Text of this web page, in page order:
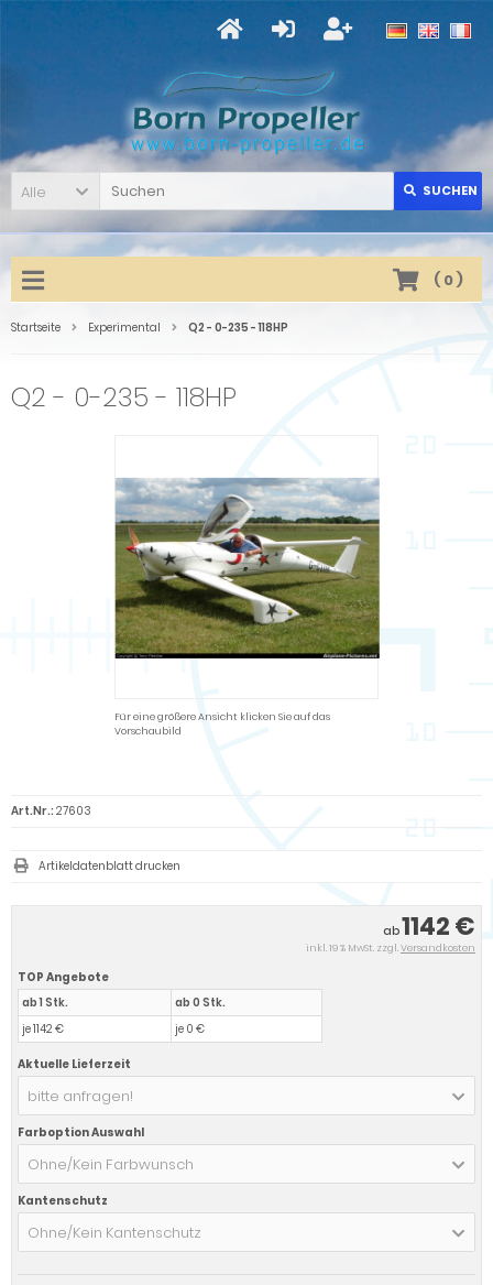
Alle SUCHEN
( 0)
Startseite Experimental Q2 - 0-235 - 118HP
Q2 - 0-235 - 118HP
Für eine größere Ansicht klicken Sie auf das
Vorschaubild
ab1142 €
inkl. 19 % MwSt. zzgl.Versandkosten
TOP Angebote
ab 1 Stk.
je 1142 €
ab 0 Stk.
je 0 €
Aktuelle Lieferzeit
bitte anfragen!
Farboption Auswahl
Ohne/Kein Farbwunsch
Kantenschutz
Ohne/Kein Kantenschutz
Art.Nr.: 27603
Artikeldatenblatt drucken